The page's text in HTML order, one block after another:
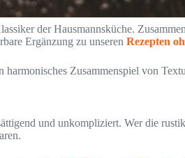
der Hausmannsküche.
Ergänzung zu unseren Rezepten
Zusammenspiel von
und unkompliziert. Wer die